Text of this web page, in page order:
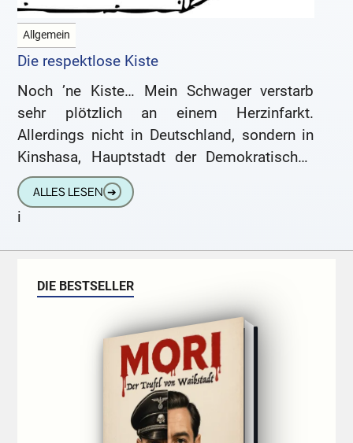
Allgemein
Die respektlose Kiste
Noch ’ne Kiste… Mein Schwager verstarb
sehr plötzlich an einem Herzinfarkt.
Allerdings nicht in Deutschland, sondern in
Kinshasa, Hauptstadt der Demokratischen
Republik Kongo, wo die Familie meiner
Schwester damals lebte.
ALLES LESEN ➔
i
DIE BESTSELLER